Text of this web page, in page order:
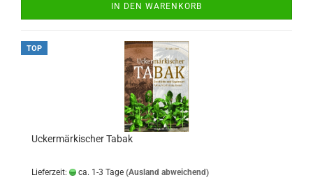
IN DEN WARENKORB
TOP
Uckermärkischer Tabak
Lieferzeit: ca. 1-3 Tage (Ausland abweichend)